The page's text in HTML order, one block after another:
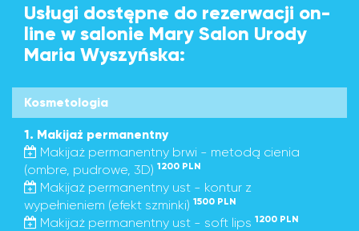
Usługi dostępne do rezerwacji on-
line w salonie Mary Salon Urody
Maria Wyszyńska:
Kosmetologia
1. Makijaż permanentny
Makijaż permanentny brwi - metodą cienia
(ombre, pudrowe, 3D) 1200 PLN
Makijaż permanentny ust - kontur z
wypełnieniem (efekt szminki) 1500 PLN
Makijaż permanentny ust - soft lips 1200 PLN